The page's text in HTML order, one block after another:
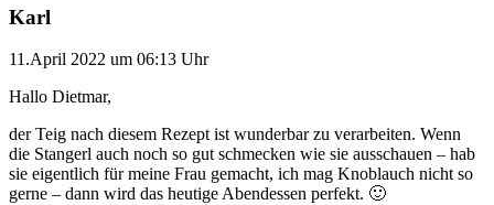
Karl
11.April 2022 um 06:13 Uhr
Hallo Dietmar,
der Teig nach diesem Rezept ist wunderbar zu verarbeiten. Wenn
die Stangerl auch noch so gut schmecken wie sie ausschauen – hab
sie eigentlich für meine Frau gemacht, ich mag Knoblauch nicht so
gerne – dann wird das heutige Abendessen perfekt. 🙂